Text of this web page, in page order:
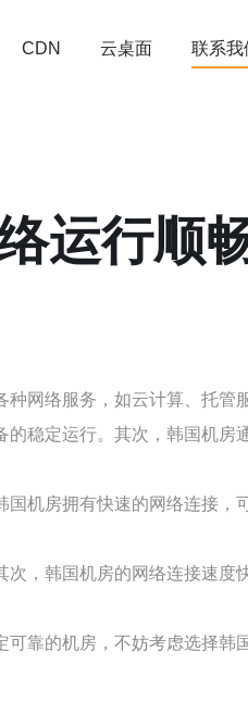
CDN 云桌面 联系我
运行顺
网络服务，如云计算、托管
稳定运行。其次，韩国机房
机房拥有快速的网络连接，
，韩国机房的网络连接速度
靠的机房，不妨考虑选择韩